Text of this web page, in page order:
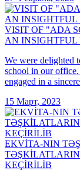
VISIT OF "ADA
AN INSIGHTFUL
We were delighted
school in our
engaged in a
15 Март, 2023
EKVİTA-NIN
KEÇİRİLİB